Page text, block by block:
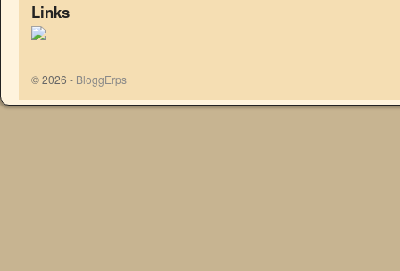
Links
© 2026 - BloggErps